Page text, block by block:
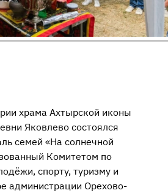
храма Ахтырской иконы
Яковлево состоялся
семей «На солнечной
Комитетом по
спорту, туризму и
администрации Орехово-